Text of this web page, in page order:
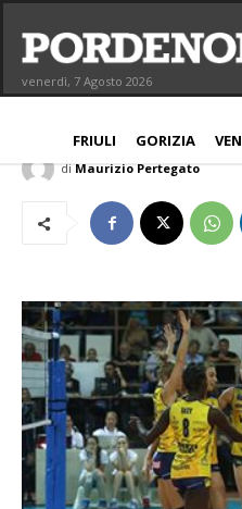
venerdì, 7 Agosto 2026
FRIULI GORIZIA
Imoco Volley,
arriva Legnano
NORD EST
di Maurizio Pertegato